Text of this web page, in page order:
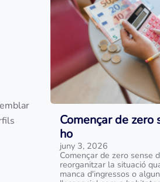
Començar de
ho
juny 3, 2026
Començar de zero sense
reorganitzar la situació
manca d'ingressos o